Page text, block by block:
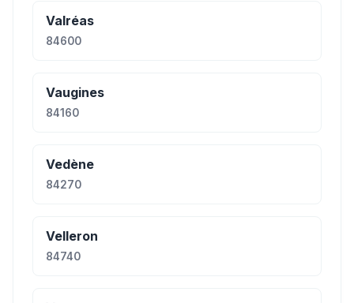
Valréas
84600
Vaugines
84160
Vedène
84270
Velleron
84740